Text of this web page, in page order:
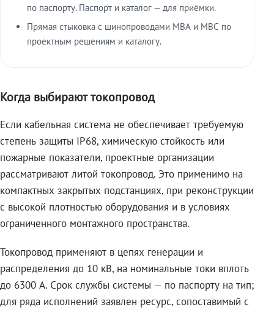
по паспорту. Паспорт и каталог — для приёмки.
Прямая стыковка с шинопроводами МВА и МВС по
проектным решениям и каталогу.
Когда выбирают токопровод
Если кабельная система не обеспечивает требуемую
степень защиты IP68, химическую стойкость или
пожарные показатели, проектные организации
рассматривают литой токопровод. Это применимо на
компактных закрытых подстанциях, при реконструкции
с высокой плотностью оборудования и в условиях
ограниченного монтажного пространства.
Токопровод применяют в цепях генерации и
распределения до 10 кВ, на номинальные токи вплоть
до 6300 А. Срок службы системы — по паспорту на тип;
для ряда исполнений заявлен ресурс, сопоставимый с